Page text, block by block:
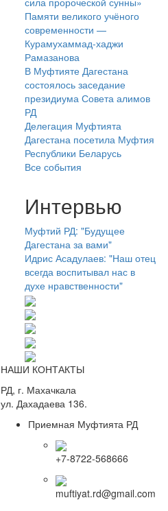
Памяти великого учёного
современности —
Курамухаммад-хаджи
Рамазанова
В Муфтияте Дагестана
состоялось заседание
президиума Совета алимов
РД
Делегация Муфтията
Дагестана посетила Муфтия
Республики Беларусь
Все события
Интервью
Муфтий РД: "Будущее
Дагестана за вами"
Идрис Асадулаев: "Наш отец
всегда воспитывал нас в
духе нравственности"
НАШИ КОНТАКТЫ
РД, г. Махачкала
ул. Дахадаева 136.
Приемная Муфтията РД
+7-8722-568666
muftiyat.rd@gmail.com